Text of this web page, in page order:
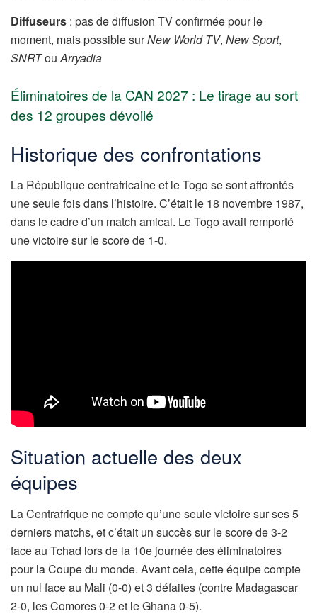
Diffuseurs : pas de diffusion TV confirmée pour le
moment, mais possible surNew World TV, New Sport,
SNRTouArryadia
Éliminatoires de la CAN 2027 : Le tirage au sort
des 12 groupes dévoilé
Historique des confrontations
La République centrafricaine et le Togo se sont affrontés
une seule fois dans l’histoire. C’était le 18 novembre 1987,
dans le cadre d’un match amical. Le Togo avait remporté
une victoire sur le score de 1-0.
Situation actuelle des deux
équipes
La Centrafrique ne compte qu’une seule victoire sur ses 5
derniers matchs, et c’était un succès sur le score de 3-2
face au Tchad lors de la 10e journée des éliminatoires
pour la Coupe du monde. Avant cela, cette équipe compte
un nul face au Mali (0-0) et 3 défaites (contre Madagascar
2-0, les Comores 0-2 et le Ghana 0-5).